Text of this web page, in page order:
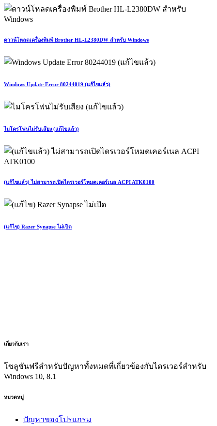
ดาวน์โหลดเครื่องพิมพ์ Brother HL-L2380DW สำหรับ Windows
Windows Update Error 80244019 (แก้ไขแล้ว)
ไมโครโฟนไม่รับเสียง (แก้ไขแล้ว)
(แก้ไขแล้ว) ไม่สามารถเปิดไดรเวอร์โหมดเคอร์เนล ACPI ATK0100
(แก้ไข) Razer Synapse ไม่เปิด
เกี่ยวกับเรา
โซลูชันฟรีสำหรับปัญหาทั้งหมดที่เกี่ยวข้องกับไดรเวอร์สำหรับ
Windows 10, 8.1
หมวดหมู่
ปัญหาของโปรแกรม